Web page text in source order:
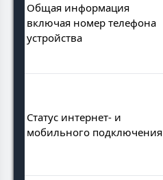
Общая информация
включая номер телефона
устройства
Статус интернет- и
мобильного подключения